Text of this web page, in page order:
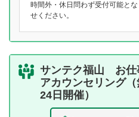
時間外・休日問わず受付可能と
せください。
サンテク福山 お仕
アカウンセリング
24日開催）